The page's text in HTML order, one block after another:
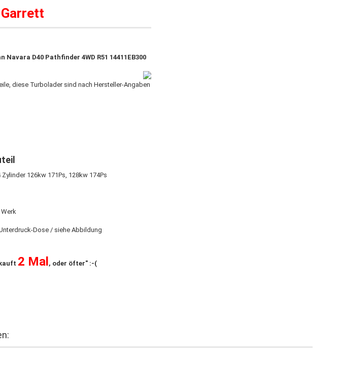
Garrett
D40 Pathfinder 4WD R51 14411EB300
diese Turbolader sind nach Hersteller-Angaben
126kw 171Ps, 128kw 174Ps
Dose / siehe Abbildung
2 Mal , oder öfter" :-(